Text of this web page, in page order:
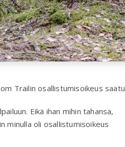
Trailin osallistumisoikeus saatu
Eikä ihan mihin tahansa,
minulla oli osallistumisoikeus